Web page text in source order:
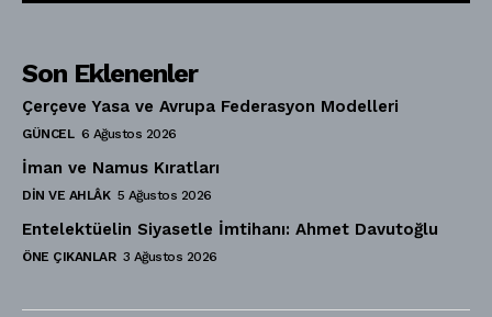
Son Eklenenler
Çerçeve Yasa ve Avrupa Federasyon Modelleri
GÜNCEL 6 Ağustos 2026
İman ve Namus Kıratları
DIN VE AHLÂK 5 Ağustos 2026
Entelektüelin Siyasetle İmtihanı: Ahmet Davutoğlu
ÖNE ÇIKANLAR 3 Ağustos 2026